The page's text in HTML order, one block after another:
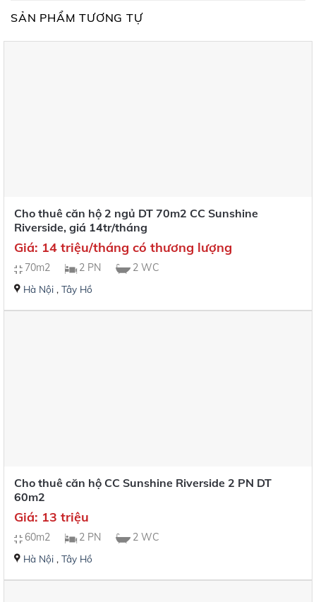
SẢN PHẨM TƯƠNG TỰ
Cho thuê căn hộ 2 ngủ DT 70m2 CC Sunshine
Riverside, giá 14tr/tháng
Giá: 14 triệu/tháng có thương lượng
70m2 2 PN 2 WC
Hà Nội, Tây Hồ
Cho thuê căn hộ CC Sunshine Riverside 2 PN DT
60m2
Giá: 13 triệu
60m2 2 PN 2 WC
Hà Nội, Tây Hồ